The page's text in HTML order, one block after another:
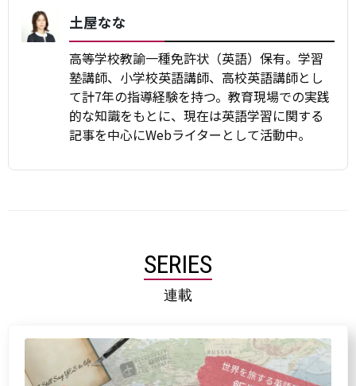
土屋なな
高等学校教諭一種免許状（英語）保有。学習
塾講師、小学校英語講師、高校英語講師とし
て計7年の指導経験を持つ。教育現場での実践
的な知識をもとに、現在は英語学習に関する
記事を中心にWebライターとして活動中。
SERIES
連載